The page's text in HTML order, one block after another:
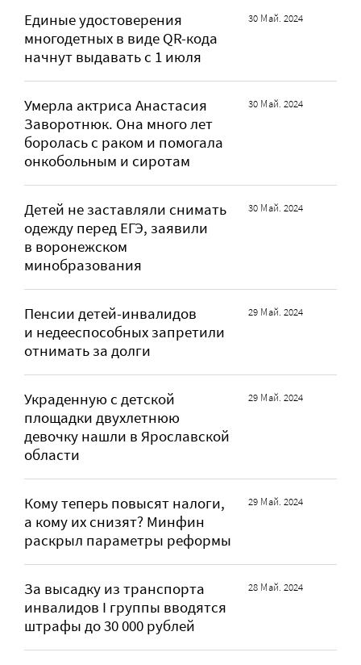
Единые удостоверения
многодетных в виде QR-кода
начнут выдавать с 1 июля
30 Май. 2024
Умерла актриса Анастасия
Заворотнюк. Она много лет
боролась с раком и помогала
онкобольным и сиротам
30 Май. 2024
Детей не заставляли снимать
одежду перед ЕГЭ, заявили
в воронежском
минобразования
30 Май. 2024
Пенсии детей-инвалидов
и недееспособных запретили
отнимать за долги
29 Май. 2024
Украденную с детской
площадки двухлетнюю
девочку нашли в Ярославской
области
29 Май. 2024
Кому теперь повысят налоги,
а кому их снизят? Минфин
раскрыл параметры реформы
29 Май. 2024
За высадку из транспорта
инвалидов I группы вводятся
штрафы до 30 000 рублей
28 Май. 2024